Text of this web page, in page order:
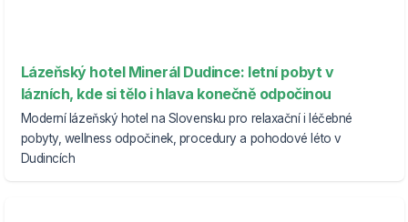
Lázeňský hotel Minerál Dudince: letní pobyt v
lázních, kde si tělo i hlava konečně odpočinou
Moderní lázeňský hotel na Slovensku pro relaxační i léčebné
pobyty, wellness odpočinek, procedury a pohodové léto v
Dudincích